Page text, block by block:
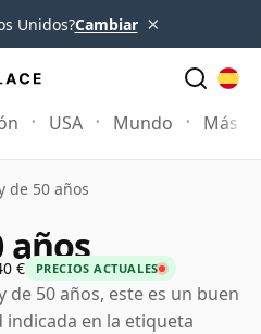
Unidos?Cambiar ×
USA Mundo Más
de 50 años
años
€ PRECIOS ACTUALES
50 años, este es un buen
en la etiqueta